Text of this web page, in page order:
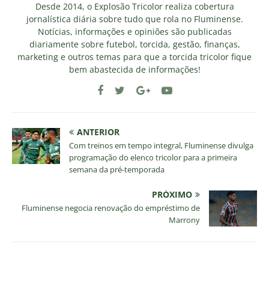
Desde 2014, o Explosão Tricolor realiza cobertura
jornalística diária sobre tudo que rola no Fluminense.
Notícias, informações e opiniões são publicadas
diariamente sobre futebol, torcida, gestão, finanças,
marketing e outros temas para que a torcida tricolor fique
bem abastecida de informações!
ANTERIOR
Com treinos em tempo integral, Fluminense divulga
programação do elenco tricolor para a primeira
semana da pré-temporada
PRÓXIMO
Fluminense negocia renovação do empréstimo de
Marrony